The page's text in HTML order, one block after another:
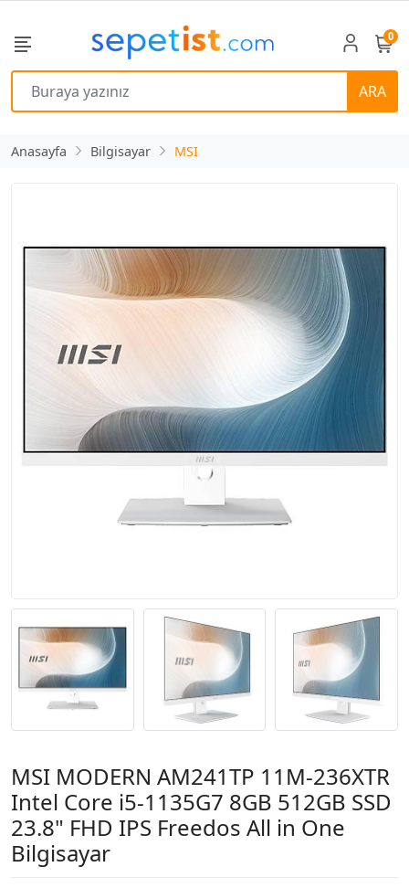
ARA
0
Anasayfa Bilgisayar MSI
MSI MODERN AM241TP 11M-236XTR
Intel Core i5-1135G7 8GB 512GB SSD
23.8" FHD IPS Freedos All in One
Bilgisayar